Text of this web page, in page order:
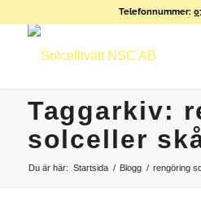
Telefonnummer:
Taggarkiv:
solceller
Du är här: Startsida / Blogg / rengöring